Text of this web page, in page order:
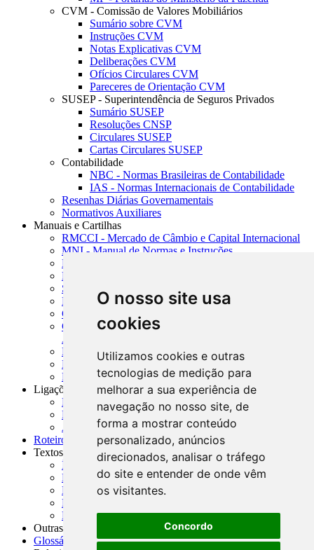
O nosso site usa
cookies
Utilizamos cookies e outras
tecnologias de medição para
melhorar a sua experiência de
navegação no nosso site, de
forma a mostrar conteúdo
personalizado, anúncios
direcionados, analisar o tráfego
do site e entender de onde vêm
os visitantes.
Concordo
CVM - Comissão de Valores Mobiliários
Sumário sobre CVM
Instruções CVM
Notas Explicativas CVM
Deliberações CVM
Ofícios Circulares CVM
Pareceres de Orientação CVM
SUSEP - Superintendência de Seguros Privados
Sumário SUSEP
Resoluções CNSP
Circulares SUSEP
Cartas Circulares SUSEP
Contabilidade
NBC - Normas Brasileiras de Contabilidade
IAS - Normas Internacionais de Contabilidade
Resenhas Diárias Governamentais
Normativos Auxiliares
Manuais e Cartilhas
RMCCI - Mercado de Câmbio e Capital Internacional
MNI - Manual de Normas e Instruções
MTVM - Manual de Títulos e Valores Mobiliários
MCR - Manual de Crédito Rural
SISORF - Manual de Organização do SFN
MASUP - Manual de Supervisão Bancária
CADOC - Catálogo de Documentos
CNAE-CONCLA - Classificação Nacional de
Atividades Econômicas
PMF - Cartilhas do BCB
Manuais Auxiliares do BCB e Cosif-e
Resenhas Diárias Governamentais
Ligações Externas
Links Úteis
Presidência da República
Agências Nacionais Reguladoras
Roteiros para Estudos
Textos
Índice de Textos
Editorial
Monografias
Na Imprensa
Fórum de Discussão
Outras ferramentas
Glossário